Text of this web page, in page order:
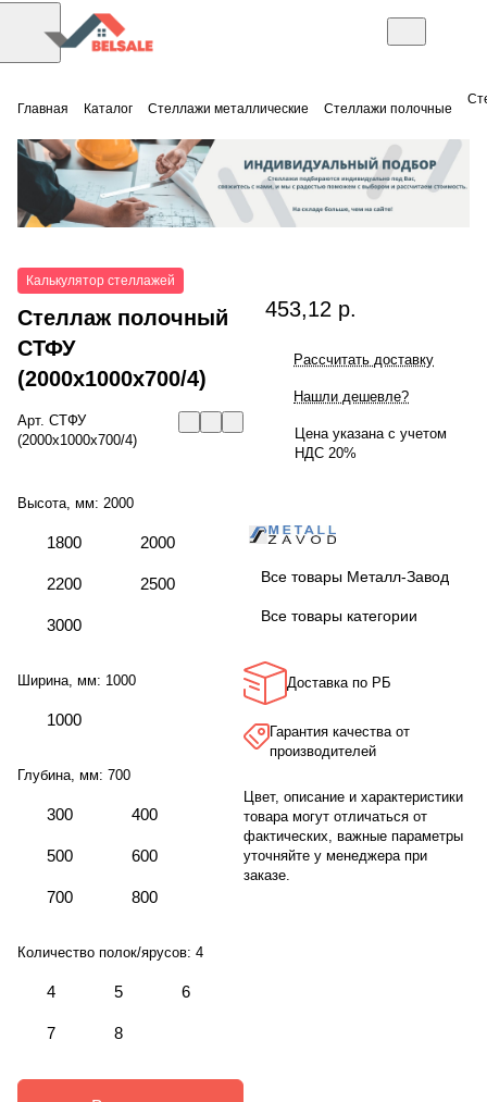
Главная Каталог Стеллажи металлические Стеллажи полочные
Калькулятор стеллажей
Стеллаж полочный
СТФУ
(2000x1000x700/4)
Арт. СТФУ
(2000x1000x700/4)
Высота, мм: 2000
1800 2000
2200 2500
3000
Ширина, мм: 1000
1000
Глубина, мм: 700
300 400
500 600
700 800
Количество полок/ярусов: 4
4 5 6
7 8
453,12 р.
Рассчитать доставку
Нашли дешевле?
Цена указана с учетом
НДС 20%
Все товары Металл-Завод
Все товары категории
Доставка по РБ
Гарантия качества от
производителей
Цвет, описание и характеристики
товара могут отличаться от
фактических, важные параметры
уточняйте у менеджера при
заказе.